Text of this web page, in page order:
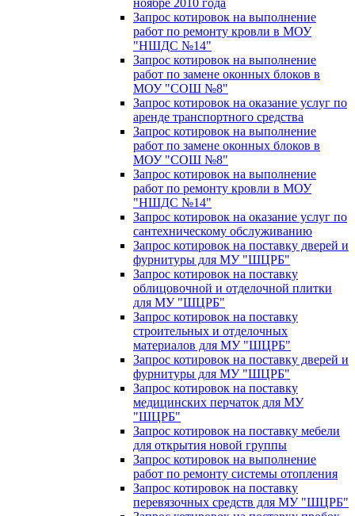
Запрос котировок на выполнение
работ по ремонту кровли в МОУ
"НШДС №14"
Запрос котировок на выполнение
работ по замене оконных блоков в
МОУ "СОШ №8"
Запрос котировок на оказание услуг по
аренде транспортного средства
Запрос котировок на выполнение
работ по замене оконных блоков в
МОУ "СОШ №8"
Запрос котировок на выполнение
работ по ремонту кровли в МОУ
"НШДС №14"
Запрос котировок на оказание услуг по
сантехническому обслуживанию
Запрос котировок на поставку дверей и
фурнитуры для МУ "ШЦРБ"
Запрос котировок на поставку
облицовочной и отделочной плитки
для МУ "ШЦРБ"
Запрос котировок на поставку
строительных и отделочных
материалов для МУ "ШЦРБ"
Запрос котировок на поставку дверей и
фурнитуры для МУ "ШЦРБ"
Запрос котировок на поставку
медицинских перчаток для МУ
"ШЦРБ"
Запрос котировок на поставку мебели
для открытия новой группы
Запрос котировок на выполнение
работ по ремонту системы отопления
Запрос котировок на поставку
перевязочных средств для МУ "ШЦРБ"